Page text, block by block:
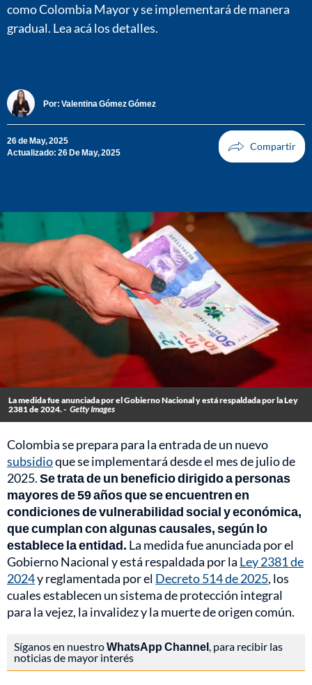
como Colombia Mayor y se implementará de manera
gradual. Lea acá los detalles.
Por: Valentina Gómez Gómez
26 de May, 2025
Actualizado: 26 De May, 2025
La medida fue anunciada por el Gobierno Nacional y está respaldada por la Ley
2381 de 2024. - Getty Images
Colombia se prepara para la entrada de un nuevo
subsidioque se implementará desde el mes de julio de
2025.Se trata de un beneficio dirigido a personas
mayores de 59 años que se encuentren en
condiciones de vulnerabilidad social y económica,
que cumplan con algunas causales, según lo
establece la entidad. La medida fue anunciada por el
Gobierno Nacional y está respaldada por la Ley 2381 de
2024y reglamentada por el Decreto 514 de 2025, los
cuales establecen un sistema de protección integral
para la vejez, la invalidez y la muerte de origen común.
Síganos en nuestroWhatsApp Channel, para recibir las
noticias de mayor interés